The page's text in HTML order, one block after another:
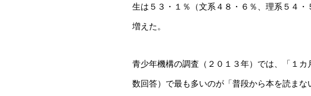
生は５３・１％（文系４８・６％、理系５４
増えた。
青少年機構の調査（２０１３年）では、「１
数回答）で最も多いのが「普段から本を読ま